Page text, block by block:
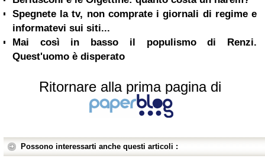
Spegnete la tv, non comprate i giornali di regime e
informatevi sui siti...
Mai così in basso il populismo di Renzi.
Quest'uomo è disperato
Ritornare alla prima pagina di
Possono interessarti anche questi articoli :